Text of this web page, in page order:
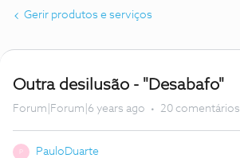
Gerir produtos e serviços
Outra desilusão - "Desabafo"
Forum|Forum|6 years ago 20 comentários
PauloDuarte